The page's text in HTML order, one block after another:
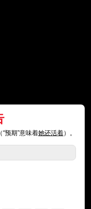
“预期”意味着她还活着）。